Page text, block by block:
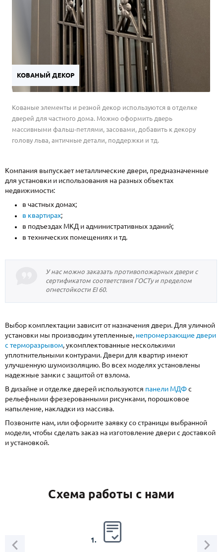
КОВАНЫЙ ДЕКОР
Кованые элементы и резной декор используются в отделке
дверей для частного дома. Можно оформить дверь
массивными фальш-петлями, засовами, добавить к декору
голову льва, античные детали, поддержки и тд.
Компания выпускает металлические двери, предназначенные
для установки и использования на разных объектах
недвижимости:
в частных домах;
в квартирах;
в подъездах МКД и административных зданий;
в технических помещениях и тд.
У нас можно заказать противопожарных двери с
сертификатом соответствия ГОСТу и пределом
огнестойкости EI 60.
Выбор комплектации зависит от назначения двери. Для уличной
установки мы производим утепленные, непромерзающие двери
с терморазрывом, укомплектованные несколькими
уплотнительными контурами. Двери для квартир имеют
улучшенную шумоизоляцию. Во всех моделях установлены
надежные замки с защитой от взлома.
В дизайне и отделке дверей используются панели МДФс
рельефными фрезерованными рисунками, порошковое
напыление, накладки из массива.
Позвоните нам, или оформите заявку со страницы выбранной
модели, чтобы сделать заказ на изготовление двери с доставкой
и установкой.
Схема работы с нами
1.